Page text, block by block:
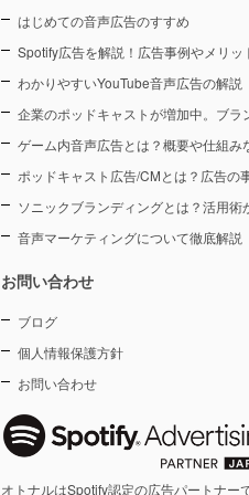
はじめての音声広告のすすめ
Spotify広告を解説！広告事例やメリッ
わかりやすいYouTube音声広告の解説
企業のポッドキャストが増加中。ブ
ゲーム内音声広告とは？概要や仕組み
ポッドキャスト広告/CMとは？広告の
ソニックブランディングとは？活用術
音声マーケティングについて徹底解説
お問い合わせ
ブログ
個人情報保護方針
お問い合わせ
オトナルはSpotify認定の広告パートナーで